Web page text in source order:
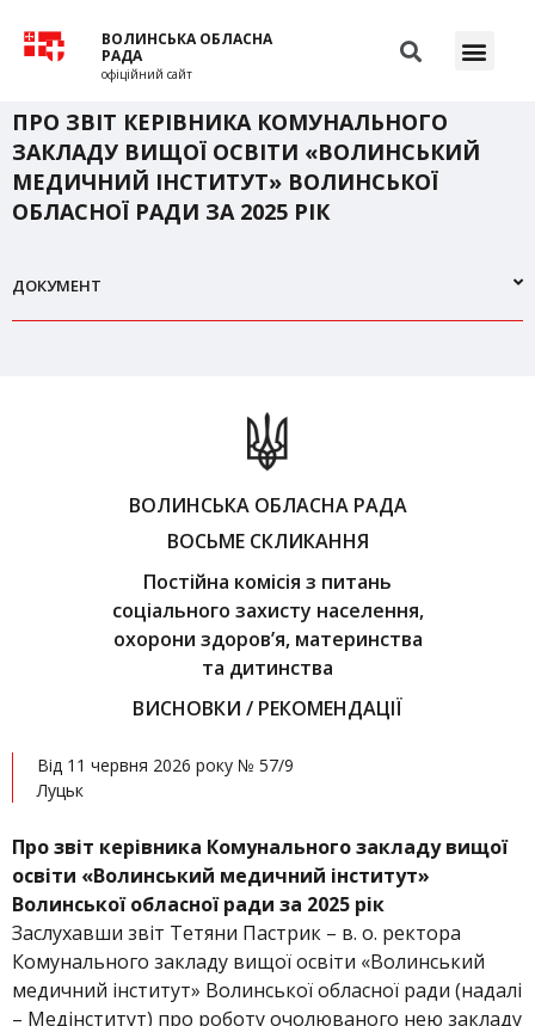
ВОЛИНСЬКА ОБЛАСНА
РАДА
офіційний сайт
ПРО ЗВІТ КЕРІВНИКА КОМУНАЛЬНОГО
ЗАКЛАДУ ВИЩОЇ ОСВІТИ «ВОЛИНСЬКИЙ
МЕДИЧНИЙ ІНСТИТУТ» ВОЛИНСЬКОЇ
ОБЛАСНОЇ РАДИ ЗА 2025 РІК
ДОКУМЕНТ
ВОЛИНСЬКА ОБЛАСНА РАДА
ВОСЬМЕ СКЛИКАННЯ
Постійна комісія з питань
соціального захисту населення,
охорони здоров’я, материнства
та дитинства
ВИСНОВКИ / РЕКОМЕНДАЦІЇ
Від 11 червня 2026 року № 57/9
Луцьк
Про звіт керівника Комунального закладу вищої
освіти «Волинський медичний інститут»
Волинської обласної ради за 2025 рік
Заслухавши звіт Тетяни Пастрик – в. о. ректора
Комунального закладу вищої освіти «Волинський
медичний інститут» Волинської обласної ради (надалі
– Медінститут) про роботу очолюваного нею закладу